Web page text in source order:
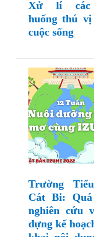
Xử lí các
huống thú
cuộc sống
Trường
Cát Bi:
nghiên cứu
dựng kế